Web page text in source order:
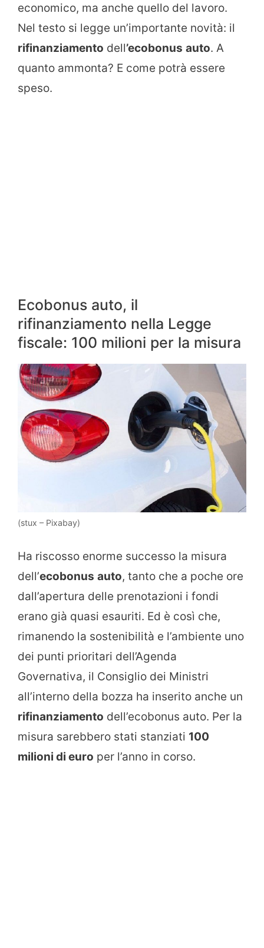
economico, ma anche quello del lavoro.
Nel testo si legge un’importante novità: il
rifinanziamento dell’ecobonus auto. A
quanto ammonta? E come potrà essere
speso.
Ecobonus auto, il
rifinanziamento nella Legge
fiscale: 100 milioni per la misura
(stux – Pixabay)
Ha riscosso enorme successo la misura
dell’ecobonus auto, tanto che a poche ore
dall’apertura delle prenotazioni i fondi
erano già quasi esauriti. Ed è così che,
rimanendo la sostenibilità e l’ambiente uno
dei punti prioritari dell’Agenda
Governativa, il Consiglio dei Ministri
all’interno della bozza ha inserito anche un
rifinanziamento dell’ecobonus auto. Per la
misura sarebbero stati stanziati 100
milioni di euro per l’anno in corso.